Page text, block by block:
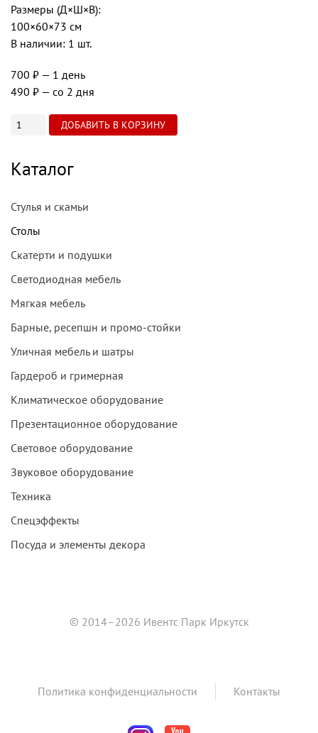
Размеры (Д×Ш×В):
100×60×73 см
В наличии: 1 шт.
700 ₽ — 1 день
490 ₽ — со 2 дня
Каталог
Стулья и скамьи
Столы
Скатерти и подушки
Светодиодная мебель
Мягкая мебель
Барные, ресепшн и промо-стойки
Уличная мебель и шатры
Гардероб и гримерная
Климатическое оборудование
Презентационное оборудование
Световое оборудование
Звуковое оборудование
Техника
Спецэффекты
Посуда и элементы декора
© 2014–2026 Ивентс Парк Иркутск
Политика конфиденциальности Контакты